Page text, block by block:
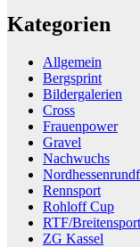
Kategorien
Allgemein
Bergsprint
Bildergalerien
Cross
Frauenpower
Gravel
Nachwuchs
Rennsport
Rohloff Cup
RTF/Breitensport
ZG Kassel